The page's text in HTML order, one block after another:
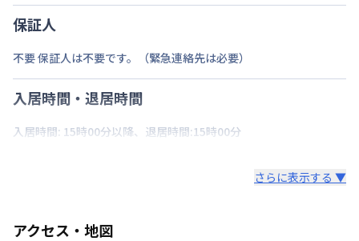
保証人
不要 保証人は不要です。（緊急連絡先は必要）
入居時間・退居時間
入居時間: 15時00分以降、退居時間:15時00分
さらに表示する ▼
アクセス・地図